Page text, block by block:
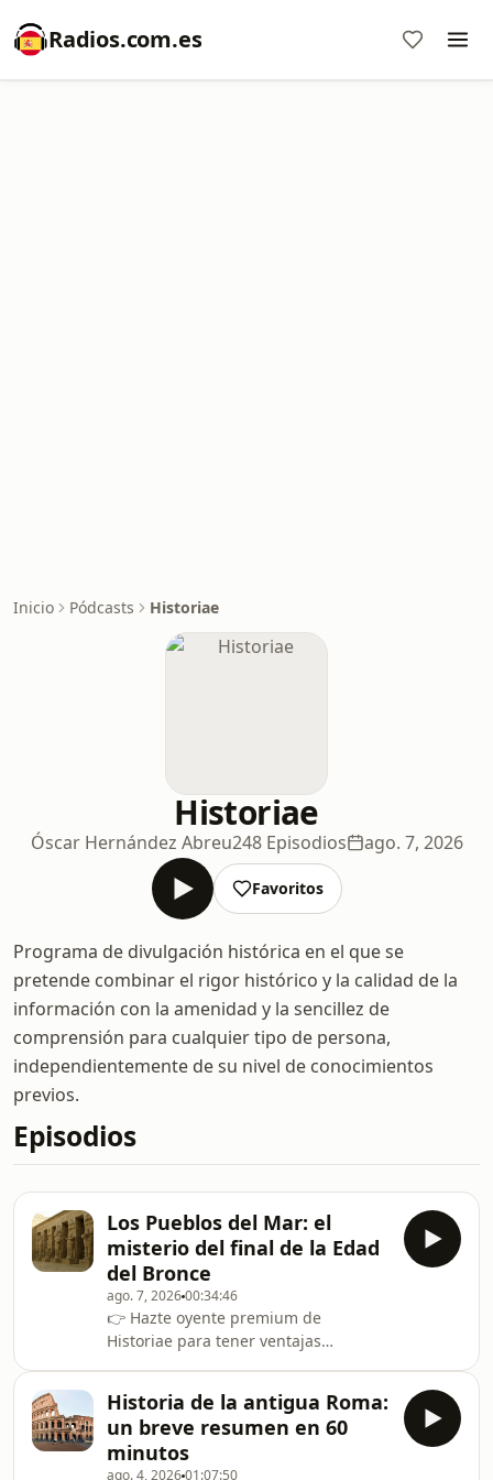
Radios.com.es
Inicio Pódcasts Historiae
Historiae
Óscar Hernández Abreu248 Episodios ago. 7, 2026
Favoritos
Programa de divulgación histórica en el que se
pretende combinar el rigor histórico y la calidad de la
información con la amenidad y la sencillez de
comprensión para cualquier tipo de persona,
independientemente de su nivel de conocimientos
previos.
Episodios
Los Pueblos del Mar: el
misterio del final de la Edad
del Bronce
ago. 7, 202600:34:46
👉 Hazte oyente premium de
Historiae para tener ventajas
⁠⁠⁠https://creators.spotify.com/pod/profile/historiae-
oscar-hernandez/subscribeEl tránsito
de la Edad del Bronce a la Edad del
Hierro fue extremadamente
Historia de la antigua Roma:
un breve resumen en 60
minutos
ago. 4, 202601:07:50